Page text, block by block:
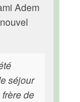
Adem
séjour
de